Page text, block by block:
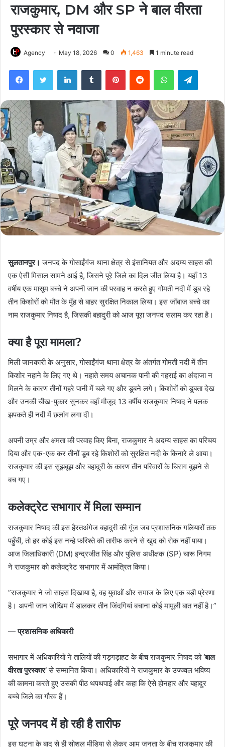
राजकुमार, DM और SP ने बाल वीरता
पुरस्कार से नवाजा
Agency May 18, 2026 0 1,463 1 minute read
FacebookTwitter LinkedInTumblr PinterestReddit WhatsApp
सुलतानपुर। जनपद के गोसाईंगंज थाना क्षेत्र से इंसानियत और अदम्य साहस की
एक ऐसी मिसाल सामने आई है, जिसने पूरे जिले का दिल जीत लिया है। यहाँ 13
वर्षीय एक मासूम बच्चे ने अपनी जान की परवाह न करते हुए गोमती नदी में डूब रहे
तीन किशोरों को मौत के मुँह से बाहर सुरक्षित निकाल लिया। इस जाँबाज बच्चे का
नाम राजकुमार निषाद है, जिसकी बहादुरी को आज पूरा जनपद सलाम कर रहा है।
क्या है पूरा मामला?
​मिली जानकारी के अनुसार, गोसाईंगंज थाना क्षेत्र के अंतर्गत गोमती नदी में तीन
किशोर नहाने के लिए गए थे। नहाते समय अचानक पानी की गहराई का अंदाजा न
मिलने के कारण तीनों गहरे पानी में चले गए और डूबने लगे। किशोरों को डूबता देख
और उनकी चीख-पुकार सुनकर वहाँ मौजूद 13 वर्षीय राजकुमार निषाद ने पलक
झपकते ही नदी में छलांग लगा दी।
​अपनी उम्र और क्षमता की परवाह किए बिना, राजकुमार ने अदम्य साहस का परिचय
दिया और एक-एक कर तीनों डूब रहे किशोरों को सुरक्षित नदी के किनारे ले आया।
राजकुमार की इस सूझबूझ और बहादुरी के कारण तीन परिवारों के चिराग बुझने से
बच गए।
कलेक्ट्रेट सभागार में मिला सम्मान
​राजकुमार निषाद की इस हैरतअंगेज बहादुरी की गूंज जब प्रशासनिक गलियारों तक
पहुँची, तो हर कोई इस नन्हे फरिश्ते की तारीफ करने से खुद को रोक नहीं पाया।
आज जिलाधिकारी (DM) इन्द्रजीत सिंह और पुलिस अधीक्षक (SP) चारू निगम
ने राजकुमार को कलेक्ट्रेट सभागार में आमंत्रित किया।
​”राजकुमार ने जो साहस दिखाया है, वह युवाओं और समाज के लिए एक बड़ी प्रेरणा
है। अपनी जान जोखिम में डालकर तीन जिंदगियां बचाना कोई मामूली बात नहीं है।”
—प्रशासनिक अधिकारी
​सभागार में अधिकारियों ने तालियों की गड़गड़ाहट के बीच राजकुमार निषाद को‘बाल
वीरता पुरस्कार’से सम्मानित किया। अधिकारियों ने राजकुमार के उज्ज्वल भविष्य
की कामना करते हुए उसकी पीठ थपथपाई और कहा कि ऐसे होनहार और बहादुर
बच्चे जिले का गौरव हैं।
पूरे जनपद में हो रही है तारीफ
​इस घटना के बाद से ही सोशल मीडिया से लेकर आम जनता के बीच राजकुमार की